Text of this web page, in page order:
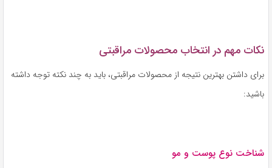
نکات مهم در انتخاب محصولات مراقبتی
برای داشتن بهترین نتیجه از محصولات مراقبتی، باید به چند نکته توجه داشته
باشید:
شناخت نوع پوست و مو